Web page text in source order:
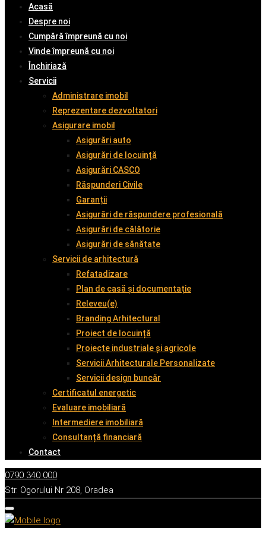
Acasă
Despre noi
Cumpără împreună cu noi
Vinde împreună cu noi
Închiriază
Servicii
Administrare imobil
Reprezentare dezvoltatori
Asigurare imobil
Asigurări auto
Asigurări de locuință
Asigurări CASCO
Răspunderi Civile
Garanții
Asigurări de răspundere profesională
Asigurări de călătorie
Asigurări de sănătate
Servicii de arhitectură
Refatadizare
Plan de casă și documentație
Releveu(e)
Branding Arhitectural
Proiect de locuință
Proiecte industriale și agricole
Servicii Arhitecturale Personalizate
Servicii design buncăr
Certificatul energetic
Evaluare imobiliară
Intermediere imobiliară
Consultanță financiară
Contact
0790 340 000
Str. Ogorului Nr 208, Oradea